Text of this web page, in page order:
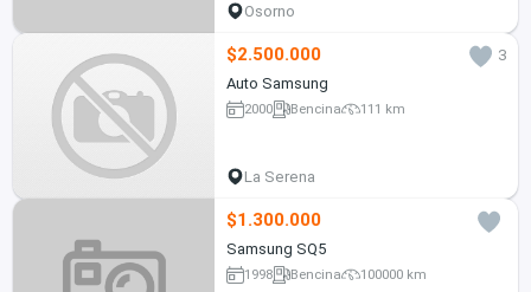
Osorno
$2.500.000
3
Auto Samsung
2000 Bencina 111 km
La Serena
$1.300.000
Samsung SQ5
1998 Bencina 100000 km